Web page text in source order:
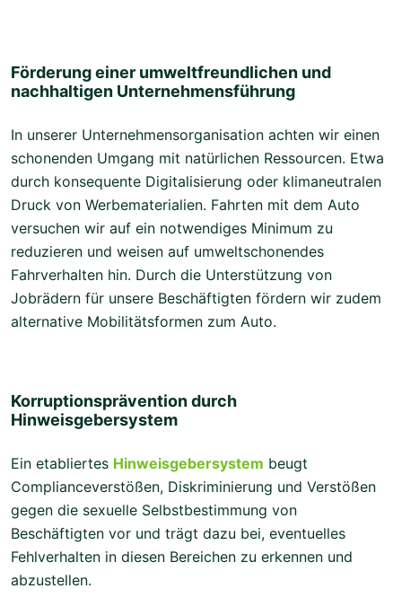
Förderung einer umweltfreundlichen und
nachhaltigen Unternehmensführung
In unserer Unternehmensorganisation achten wir einen
schonenden Umgang mit natürlichen Ressourcen. Etwa
durch konsequente Digitalisierung oder klimaneutralen
Druck von Werbematerialien. Fahrten mit dem Auto
versuchen wir auf ein notwendiges Minimum zu
reduzieren und weisen auf umweltschonendes
Fahrverhalten hin. Durch die Unterstützung von
Jobrädern für unsere Beschäftigten fördern wir zudem
alternative Mobilitätsformen zum Auto.
Korruptionsprävention durch
Hinweisgebersystem
Ein etabliertes Hinweisgebersystem beugt
Complianceverstößen, Diskriminierung und Verstößen
gegen die sexuelle Selbstbestimmung von
Beschäftigten vor und trägt dazu bei, eventuelles
Fehlverhalten in diesen Bereichen zu erkennen und
abzustellen.